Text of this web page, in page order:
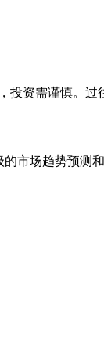
资需谨慎。过
市场趋势预测和